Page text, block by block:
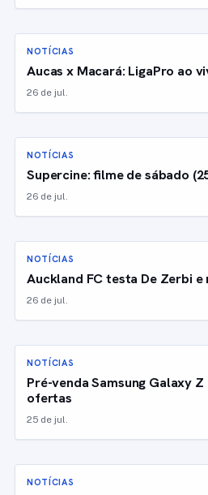
NOTÍCIAS
Aucas x Macará: LigaPro ao
26 de jul.
NOTÍCIAS
Supercine: filme de sábado
26 de jul.
NOTÍCIAS
Auckland FC testa De Zerbi
26 de jul.
NOTÍCIAS
Pré-venda Samsung Galaxy Z
ofertas
25 de jul.
NOTÍCIAS